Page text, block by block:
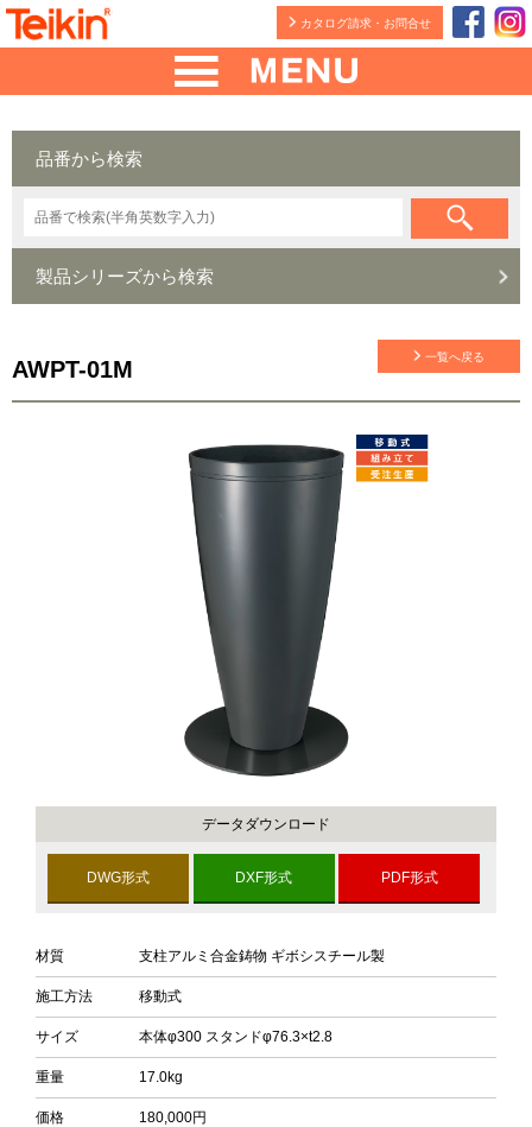
カタログ請求・お問合せ
品番から検索
製品シリーズから検索
AWPT-01M 一覧へ戻る
データダウンロード
DWG形式 DXF形式 PDF形式
材質 支柱アルミ合金鋳物 ギボシスチール製
施工方法 移動式
サイズ 本体φ300 スタンドφ76.3×t2.8
重量 17.0kg
価格 180,000円